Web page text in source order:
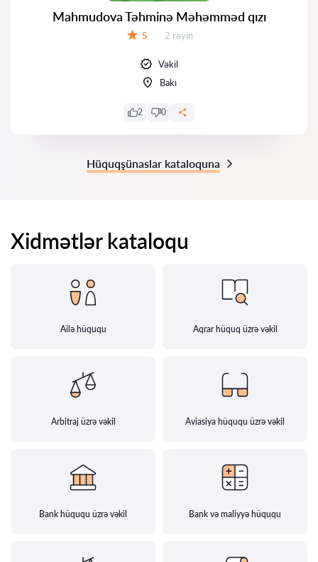
Mahmudova Təhminə Məhəmməd qızı
5 Rəylər:
2 rəyin
Vəkil
Bakı
2 0
Hüquqşünaslar kataloquna
Xidmətlər kataloqu
Ailə hüququ Aqrar hüquq üzrə vəkil
Arbitraj üzrə vəkil Aviasiya hüququ üzrə vəkil
Bank hüququ üzrə vəkil Bank və maliyyə hüququ